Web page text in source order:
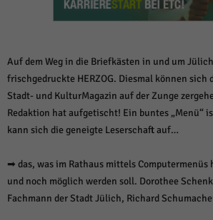
Auf dem Weg in die Briefkästen in und um
frischgedruckte HERZOG. Diesmal können sich
Stadt- und KulturMagazin auf der Zunge
Redaktion hat aufgetischt! Ein buntes „Menü“
kann sich die geneigte Leserschaft auf…
➡ das, was im Rathaus mittels
und noch möglich werden soll. Dorothee
Fachmann der Stadt Jülich, Richard
Zurück
Datenschutzeinstellungen
Essenziell (1)
Essenzielle Cookies ermöglichen grundlegende
einwandfreie Funktion der Website erforderlich.
Statistiken (1)